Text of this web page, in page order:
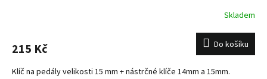
Skladem
215 Kč Do košíku
Klíč na pedály velikosti 15 mm + nástrčné klíče 14mm a 15mm.